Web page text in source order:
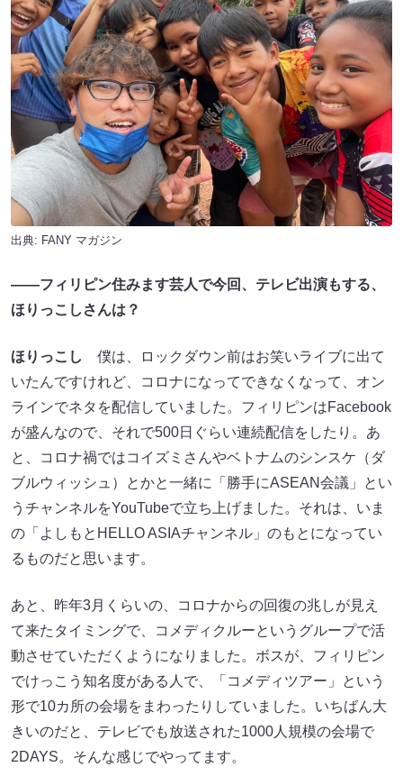
出典: FANY マガジン
――フィリピン住みます芸人で今回、テレビ出演もする、
ほりっこしさんは？
ほりっこし
僕は、ロックダウン前はお笑いライブに出て
いたんですけれど、コロナになってできなくなって、オン
ラインでネタを配信していました。フィリピンはFacebook
が盛んなので、それで500日ぐらい連続配信をしたり。あ
と、コロナ禍ではコイズミさんやベトナムのシンスケ（ダ
ブルウィッシュ）とかと一緒に「勝手にASEAN会議」とい
うチャンネルをYouTubeで立ち上げました。それは、いま
の「よしもとHELLO ASIAチャンネル」のもとになってい
るものだと思います。
あと、昨年3月くらいの、コロナからの回復の兆しが見え
て来たタイミングで、コメディクルーというグループで活
動させていただくようになりました。ボスが、フィリピン
でけっこう知名度がある人で、「コメディツアー」という
形で10カ所の会場をまわったりしていました。いちばん大
きいのだと、テレビでも放送された1000人規模の会場で
2DAYS。そんな感じでやってます。